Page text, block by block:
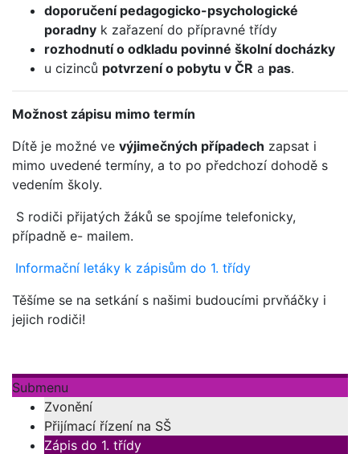
doporučení pedagogicko-psychologické
poradny k zařazení do přípravné třídy
rozhodnutí o odkladu povinné školní docházky
u cizinců potvrzení o pobytu v ČR a pas.
Možnost zápisu mimo termín
Dítě je možné ve výjimečných případech zapsat i
mimo uvedené termíny, a to po předchozí dohodě s
vedením školy.
S rodiči přijatých žáků se spojíme telefonicky,
případně e- mailem.
Informační letáky k zápisům do 1. třídy
Těšíme se na setkání s našimi budoucími prvňáčky i
jejich rodiči!
Submenu
Zvonění
Přijímací řízení na SŠ
Zápis do 1. třídy